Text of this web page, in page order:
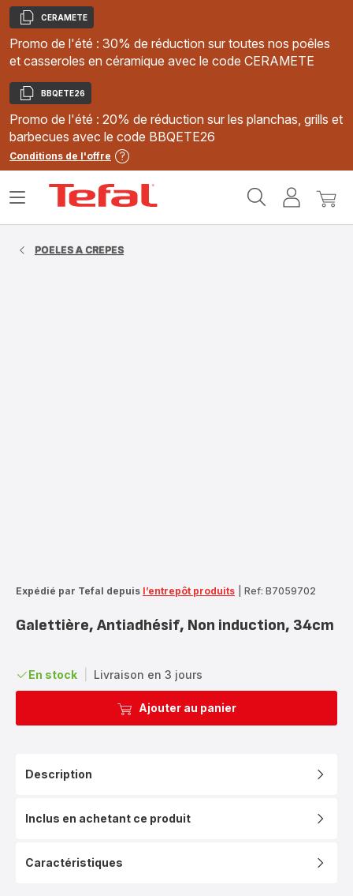
Copier
CERAMETE
Promo de l'été : 30% de réduction sur toutes nos poêles
et casseroles en céramique avec le code CERAMETE
Copier
BBQETE26
Promo de l'été : 20% de réduction sur les planchas, grills et
barbecues avec le code BBQETE26
Conditions de l'offre
MonMon
Ouvrir
POELES A CREPES
Expédié par Tefal depuis l’entrepôt produits Ref: B7059702
Galettière, Antiadhésif, Non induction, 34cm
En stock Livraison en 3 jours
Ajouter au panier
Description
Inclus en achetant ce produit
Caractéristiques